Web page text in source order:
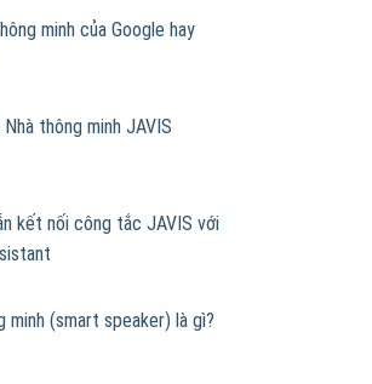
minh của Google hay
thông minh JAVIS
kết nối công tắc JAVIS với
minh (smart speaker) là gì?